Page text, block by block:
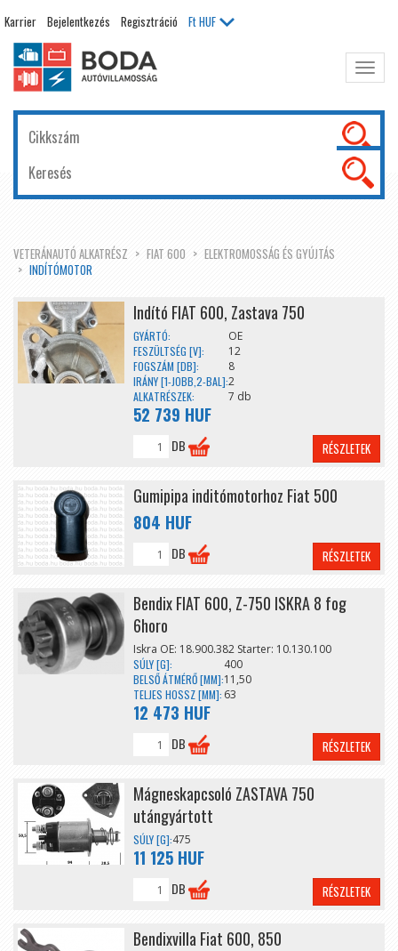
Karrier Bejelentkezés Regisztráció FtHUF
VETERÁNAUTÓ ALKATRÉSZ FIAT 600
ELEKTROMOSSÁG ÉS GYÚJTÁS
INDÍTÓMOTOR
Indító FIAT 600, Zastava 750
GYÁRTÓ:
OE
FESZÜLTSÉG [V]:
12
FOGSZÁM [DB]:
8
IRÁNY [1-JOBB,2-BAL]:2
ALKATRÉSZEK:
7 db
52 739 HUF
DB RÉSZLETEK
Gumipipa inditómotorhoz Fiat 500
804 HUF
DB RÉSZLETEK
Bendix FIAT 600, Z-750 ISKRA 8 fog
6horo
Iskra OE: 18.900.382 Starter: 10.130.100
SÚLY [G]:
400
BELSŐ ÁTMÉRŐ [MM]:11,50
TELJES HOSSZ [MM]: 63
12 473 HUF
DB RÉSZLETEK
Mágneskapcsoló ZASTAVA 750
utángyártott
SÚLY [G]:475
11 125 HUF
DB RÉSZLETEK
Bendixvilla Fiat 600, 850